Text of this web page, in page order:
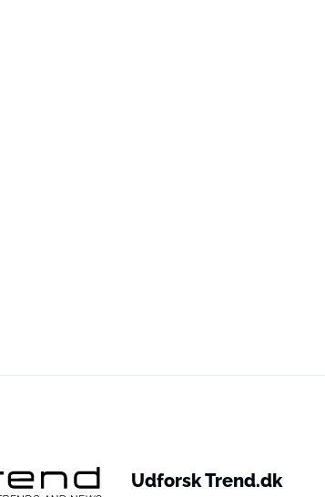
Udforsk Trend.dk